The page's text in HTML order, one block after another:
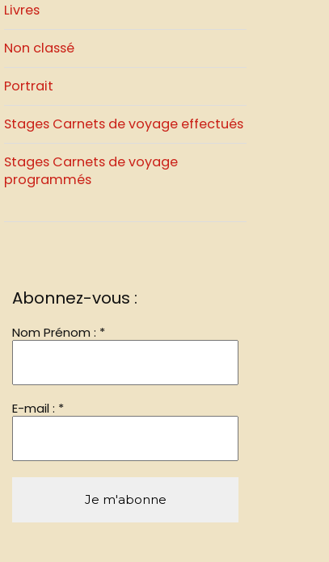
Livres
Non classé
Portrait
Stages Carnets de voyage effectués
Stages Carnets de voyage
programmés
Abonnez-vous :
Nom Prénom : *
E-mail : *